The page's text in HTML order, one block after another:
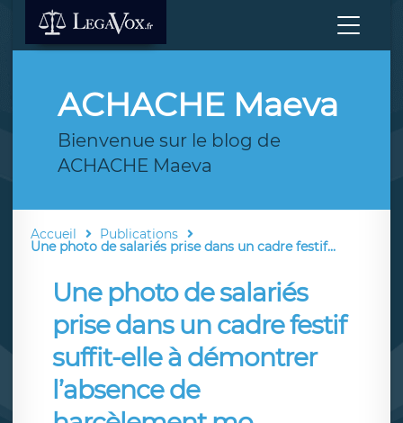
ACHACHE Maeva
Bienvenue sur le blog de
ACHACHE Maeva
Accueil Publications
Une photo de salariés prise dans un cadre festif...
Une photo de salariés
prise dans un cadre festif
suffit-elle à démontrer
l’absence de